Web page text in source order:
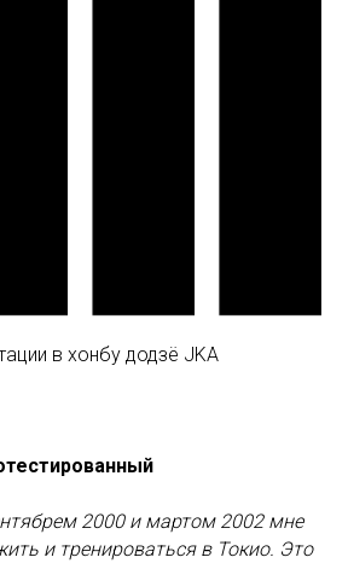
в хонбу додзё JKA
2000 и мартом 2002 мне
и тренироваться в Токио. Это